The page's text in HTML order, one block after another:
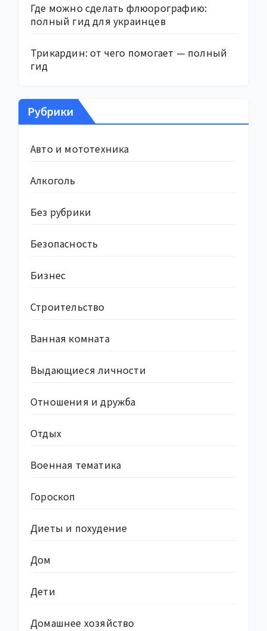
Где можно сделать флюорографию:
полный гид для украинцев
Трикардин: от чего помогает — полный
гид
Рубрики
Авто и мототехника
Алкоголь
Без рубрики
Безопасность
Бизнес
Строительство
Ванная комната
Выдающиеся личности
Отношения и дружба
Отдых
Военная тематика
Гороскоп
Диеты и похудение
Дом
Дети
Домашнее хозяйство